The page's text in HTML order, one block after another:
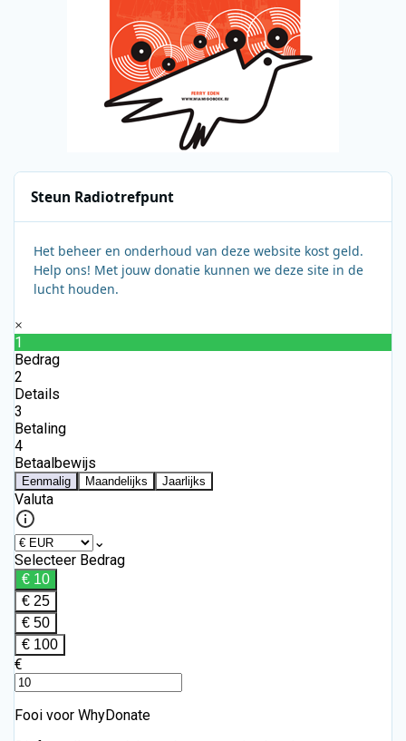
Steun Radiotrefpunt
Het beheer en onderhoud van deze website kost geld.
Help ons! Met jouw donatie kunnen we deze site in de
lucht houden.